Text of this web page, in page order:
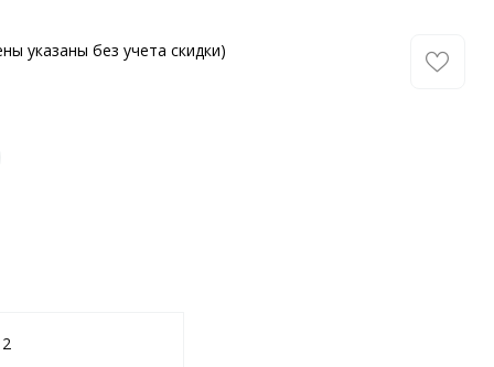
указаны без учета скидки)